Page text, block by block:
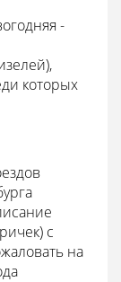
-
которых
с
на